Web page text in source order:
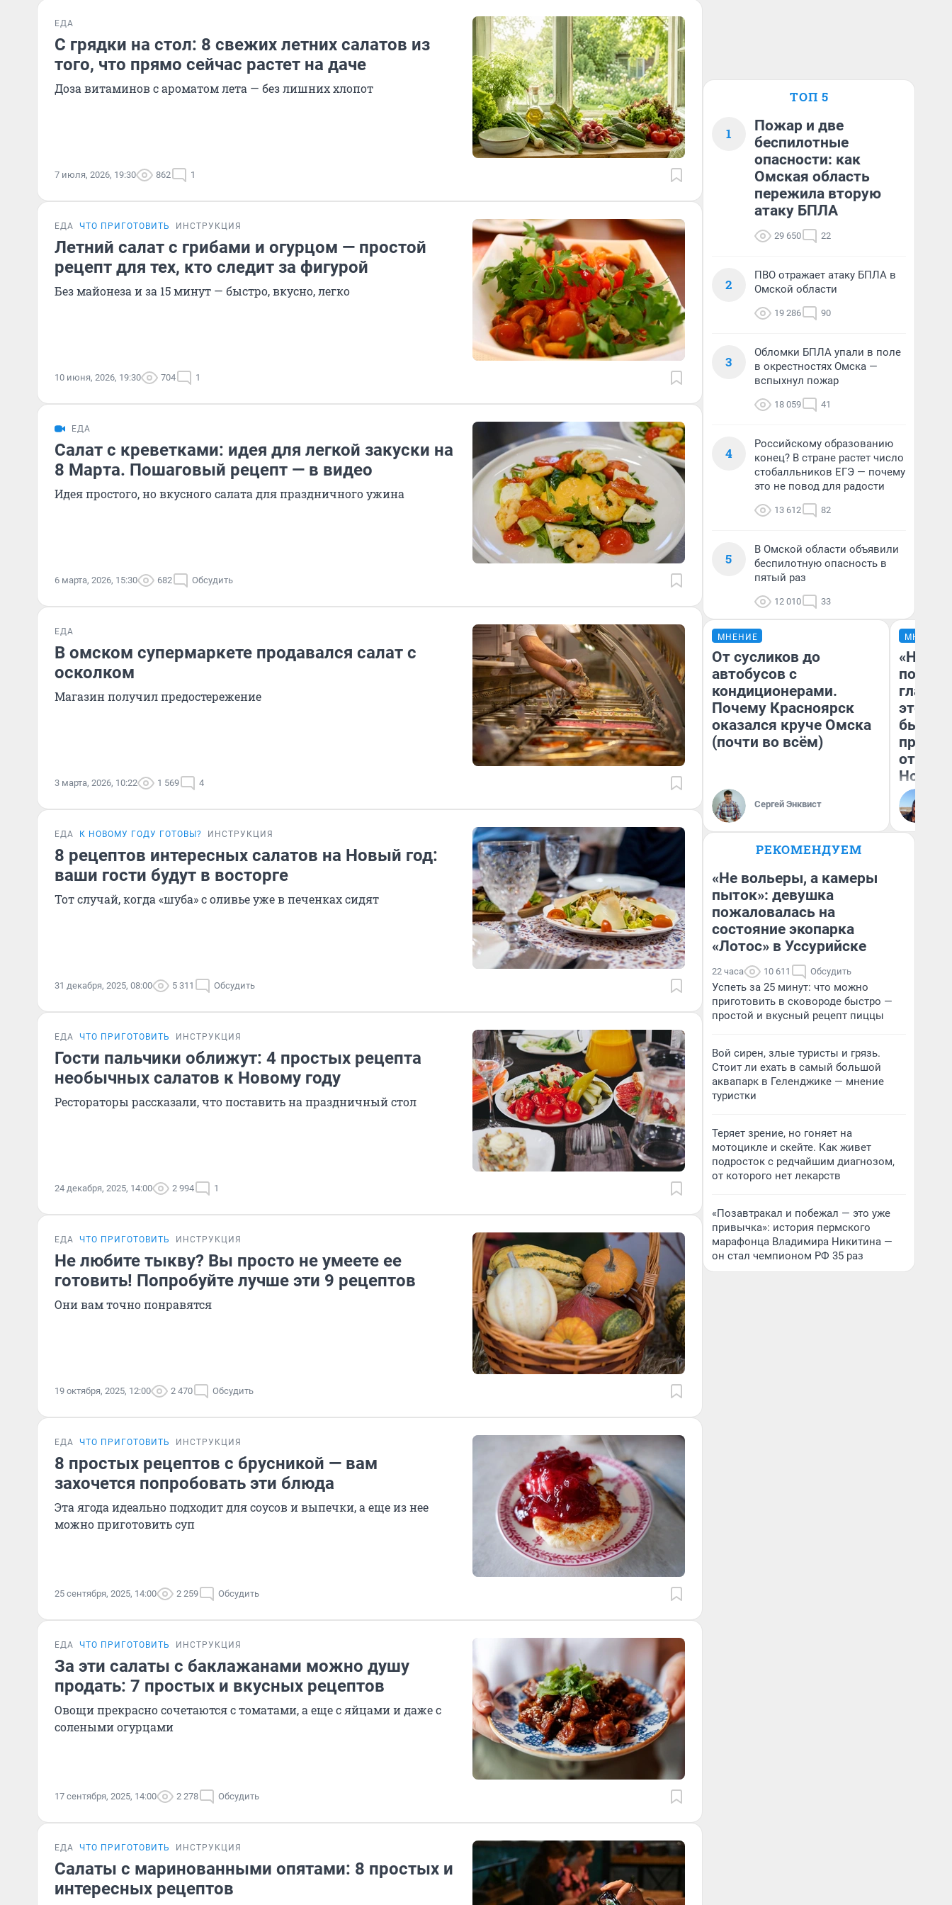
ЕДА
С грядки на стол: 8 свежих летних салатов из
того, что прямо сейчас растет на даче
Доза витаминов с ароматом лета — без лишних хлопот
7 июля, 2026, 19:30 862 1
ЕДА ЧТО ПРИГОТОВИТЬ ИНСТРУКЦИЯ
Летний салат с грибами и огурцом — простой
рецепт для тех, кто следит за фигурой
Без майонеза и за 15 минут — быстро, вкусно, легко
10 июня, 2026, 19:30 704 1
ЕДА
Салат с креветками: идея для легкой закуски на
8 Марта. Пошаговый рецепт — в видео
Идея простого, но вкусного салата для праздничного ужина
6 марта, 2026, 15:30 682 Обсудить
ЕДА
В омском супермаркете продавался салат с
осколком
Магазин получил предостережение
3 марта, 2026, 10:22 1 569 4
ЕДА К НОВОМУ ГОДУ ГОТОВЫ? ИНСТРУКЦИЯ
8 рецептов интересных салатов на Новый год:
ваши гости будут в восторге
Тот случай, когда «шуба» с оливье уже в печенках сидят
31 декабря, 2025, 08:00 5 311 Обсудить
ЕДА ЧТО ПРИГОТОВИТЬ ИНСТРУКЦИЯ
Гости пальчики оближут: 4 простых рецепта
необычных салатов к Новому году
Рестораторы рассказали, что поставить на праздничный стол
24 декабря, 2025, 14:00 2 994 1
ЕДА ЧТО ПРИГОТОВИТЬ ИНСТРУКЦИЯ
Не любите тыкву? Вы просто не умеете ее
готовить! Попробуйте лучше эти 9 рецептов
Они вам точно понравятся
19 октября, 2025, 12:00 2 470 Обсудить
ЕДА ЧТО ПРИГОТОВИТЬ ИНСТРУКЦИЯ
8 простых рецептов с брусникой — вам
захочется попробовать эти блюда
Эта ягода идеально подходит для соусов и выпечки, а еще из нее
можно приготовить суп
25 сентября, 2025, 14:00 2 259 Обсудить
ЕДА ЧТО ПРИГОТОВИТЬ ИНСТРУКЦИЯ
За эти салаты с баклажанами можно душу
продать: 7 простых и вкусных рецептов
Овощи прекрасно сочетаются с томатами, а еще с яйцами и даже с
солеными огурцами
17 сентября, 2025, 14:00 2 278 Обсудить
ЕДА ЧТО ПРИГОТОВИТЬ ИНСТРУКЦИЯ
Салаты с маринованными опятами: 8 простых и
интересных рецептов
ТОП 5
1
Пожар и две
беспилотные
опасности: как
Омская область
пережила вторую
атаку БПЛА
29 650 22
2
ПВО отражает атаку БПЛА в
Омской области
19 286 90
3
Обломки БПЛА упали в поле
в окрестностях Омска —
вспыхнул пожар
18 059 41
4
Российскому образованию
конец? В стране растет число
стобалльников ЕГЭ — почему
это не повод для радости
13 612 82
5
В Омской области объявили
беспилотную опасность в
пятый раз
12 010 33
МНЕНИЕ
От сусликов до
автобусов с
кондиционерами.
Почему Красноярск
оказался круче Омска
(почти во всём)
Сергей Энквист
МНЕНИЕ
этого
бьет
отзыв
Нолана
РЕКОМЕНДУЕМ
«Не вольеры, а камеры
пыток»: девушка
пожаловалась на
состояние экопарка
«Лотос» в Уссурийске
22 часа 10 611 Обсудить
Успеть за 25 минут: что можно
приготовить в сковороде быстро —
простой и вкусный рецепт пиццы
Вой сирен, злые туристы и грязь.
Стоит ли ехать в самый большой
аквапарк в Геленджике — мнение
туристки
Теряет зрение, но гоняет на
мотоцикле и скейте. Как живет
подросток с редчайшим диагнозом,
от которого нет лекарств
«Позавтракал и побежал — это уже
привычка»: история пермского
марафонца Владимира Никитина —
он стал чемпионом РФ 35 раз